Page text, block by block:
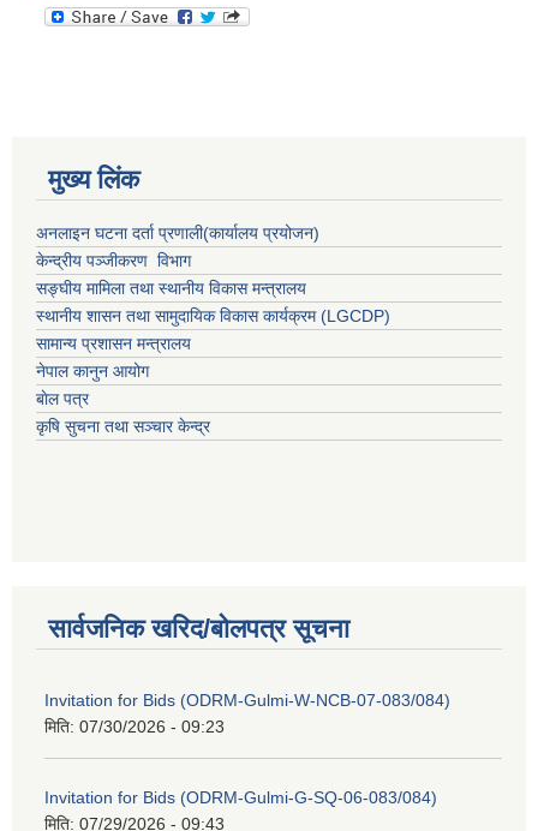
मुख्य लिंक
अनलाइन घटना दर्ता प्रणाली(कार्यालय प्रयोजन)
केन्द्रीय पञ्जीकरण विभाग
सङ्घीय मामिला तथा स्थानीय विकास मन्त्रालय
स्थानीय शासन तथा सामुदायिक विकास कार्यक्रम (LGCDP)
सामान्य प्रशासन मन्त्रालय
नेपाल कानुन आयोग
बाेल पत्र
कृषि सुचना तथा सञ्चार केन्द्र
सार्वजनिक खरिद/बोलपत्र सूचना
Invitation for Bids (ODRM-Gulmi-W-NCB-07-083/084)
मिति: 07/30/2026 - 09:23
Invitation for Bids (ODRM-Gulmi-G-SQ-06-083/084)
मिति: 07/29/2026 - 09:43